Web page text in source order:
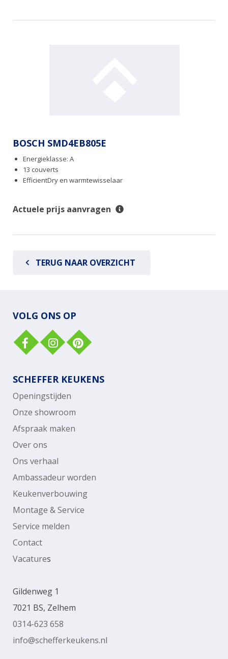
BOSCH SMD4EB805E
Energieklasse: A
13 couverts
EfficientDry en warmtewisselaar
Actuele prijs aanvragen
TERUG NAAR OVERZICHT
VOLG ONS OP
SCHEFFER KEUKENS
Openingstijden
Onze showroom
Afspraak maken
Over ons
Ons verhaal
Ambassadeur worden
Keukenverbouwing
Montage & Service
Service melden
Contact
Vacatures
Gildenweg 1
7021 BS, Zelhem
0314-623 658
info@schefferkeukens.nl